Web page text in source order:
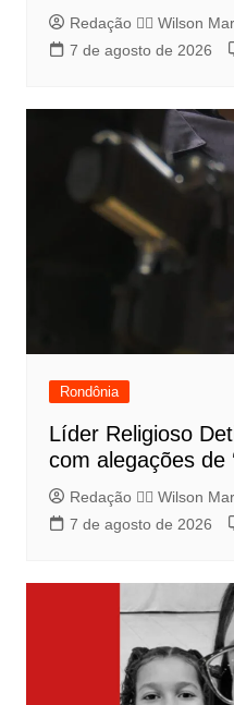
Redação 👨‍⚖️​ Wilson
7 de agosto de 2026
Rondônia
Líder Religioso
com alegações de
Redação 👨‍⚖️​ Wilson
7 de agosto de 2026